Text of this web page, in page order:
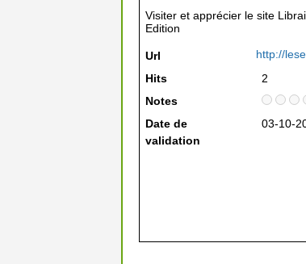
Visiter et apprécier le site
Edition
Url
http://
Hits
2
Notes
Date de
validation
03-10-